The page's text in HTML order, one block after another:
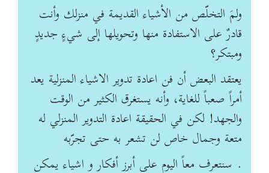
ولمَ التخلّص من الأشياء القديمة في منزلك وأنت
قادرٌ على الاستفادة منها وتحويلها إلى شيءٍ جديدٍ
ومبتكر؟
يعتقد البعض أن فن اعادة تدوير الاشياء المنزلية يعد
أمراً صعباً للغاية، وأنه يستغرق الكثير من الوقت
والجهد! لكن في الحقيقة اعادة التدوير المنزلي له
متعة وجمال خاص لن تشعر به حتى تجرّبه
. سنتعرف معاً اليوم على أبرز أفكار و اشياء يمكن